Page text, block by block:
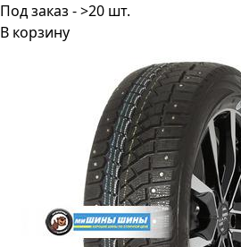
Под заказ - >20 шт.
В корзину